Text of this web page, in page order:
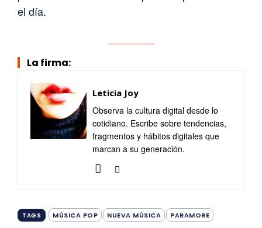
el día.
La firma:
Leticia Joy
Observa la cultura digital desde lo
cotidiano. Escribe sobre tendencias,
fragmentos y hábitos digitales que
marcan a su generación.
TAGS MÚSICA POP NUEVA MÚSICA PARAMORE